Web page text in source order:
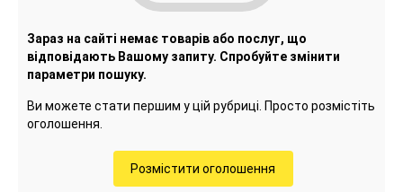
Зараз на сайті немає товарів або послуг, що
відповідають Вашому запиту. Спробуйте змінити
параметри пошуку.
Ви можете стати першим у цій рубриці. Просто розмістіть
оголошення.
Розмістити оголошення